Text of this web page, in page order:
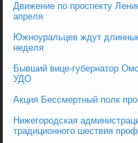
Движение по проспекту
апреля
Южноуральцев ждут
неделя
Бывший вице-губернатор
УДО
Акция Бессмертный полк
Нижегородская
традиционного шествия